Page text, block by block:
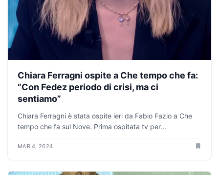
Chiara Ferragni ospite a Che tempo che fa:
“Con Fedez periodo di crisi, ma ci
sentiamo”
Chiara Ferragni è stata ospite ieri da Fabio Fazio a Che
tempo che fa sul Nove. Prima ospitata tv per...
MAR 4, 2024